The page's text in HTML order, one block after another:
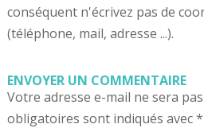
conséquent n'écrivez pas de
(téléphone, mail, adresse ...).
ENVOYER UN COMMENTAIRE
Votre adresse e-mail ne sera
obligatoires sont indiqués avec*